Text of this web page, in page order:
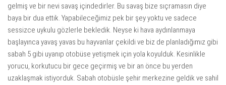
gelmiş ve bir nevi savaş içindedirler. Bu savaş bize sıçramasın diye
baya bir dua ettik. Yapabileceğimiz pek bir şey yoktu ve sadece
sessizce uykulu gözlerle bekledik. Neyse ki hava aydınlanmaya
başlayınca yavaş yavas bu hayvanlar çekildi ve biz de planladığımız gibi
sabah 5 gibi uyanıp otobüse yetişmek için yola koyulduk. Kesinlikle
yorucu, korkutucu bir gece geçirmiş ve bir an önce bu yerden
uzaklaşmak istiyorduk. Sabah otobüsle şehir merkezine geldik ve sahil